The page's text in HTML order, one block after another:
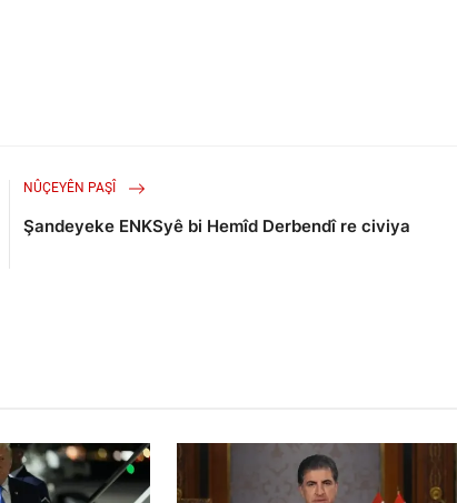
NÛÇEYÊN PAŞÎ
Şandeyeke ENKSyê bi Hemîd Derbendî re civiya